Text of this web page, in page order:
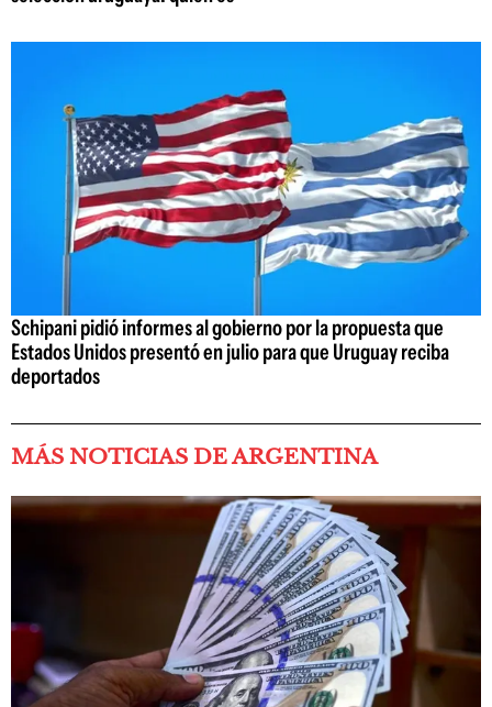
Schipani pidió informes al gobierno por la propuesta que
Estados Unidos presentó en julio para que Uruguay reciba
deportados
MÁS NOTICIAS DE ARGENTINA